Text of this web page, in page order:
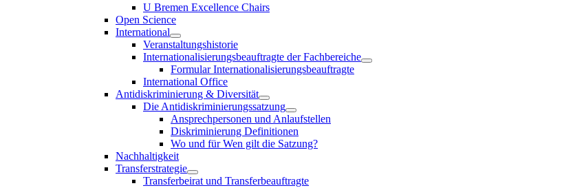
U Bremen Excellence Chairs
Open Science
International
Veranstaltungshistorie
Internationalisierungsbeauftragte der Fachbereiche
Formular Internationalisierungsbeauftragte
International Office
Antidiskriminierung & Diversität
Die Antidiskriminierungssatzung
Ansprechpersonen und Anlaufstellen
Diskriminierung Definitionen
Wo und für Wen gilt die Satzung?
Nachhaltigkeit
Transferstrategie
Transferbeirat und Transferbeauftragte